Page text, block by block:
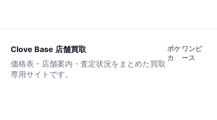
Clove Base 店舗買取
価格表・店舗案内・査定状況をまとめた買取
専用サイトです。
ポケ
カ
ワンピ
ース